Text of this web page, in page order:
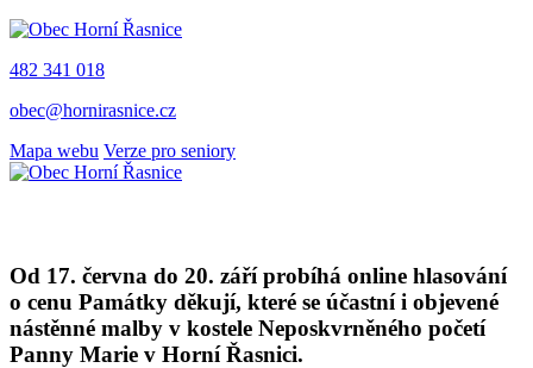
482 341 018
obec@hornirasnice.cz
Mapa webu Verze pro seniory
Od 17. června do 20. září probíhá online hlasování
o cenu Památky děkují, které se účastní i objevené
nástěnné malby v kostele Neposkvrněného početí
Panny Marie v Horní Řasnici.